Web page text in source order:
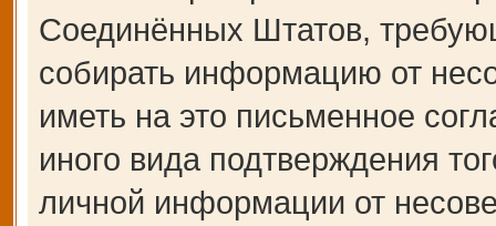
Соединённых Штатов,
собирать информацию от
иметь на это письменное
иного вида подтверждения
личной информации от